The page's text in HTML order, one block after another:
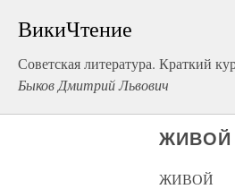
ВикиЧтение
Советская литература. Краткий
Быков Дмитрий Львович
ЖИВОЙ
ЖИВОЙ